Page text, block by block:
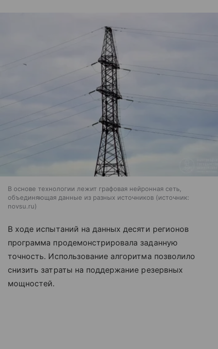
В основе технологии лежит графовая нейронная сеть,
объединяющая данные из разных источников
источник:
novsu.ru
В ходе испытаний на данных десяти регионов
программа продемонстрировала заданную
точность. Использование алгоритма позволило
снизить затраты на поддержание резервных
мощностей.